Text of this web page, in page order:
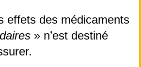
effets des médicaments
» n’est destiné